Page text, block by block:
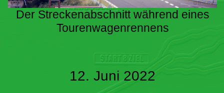
Der Streckenabschnitt während eines
Tourenwagenrennens
12. Juni 2022